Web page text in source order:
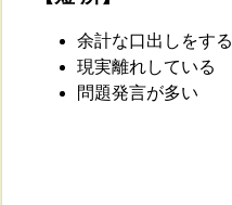
余計な口出しをする
現実離れしている
問題発言が多い